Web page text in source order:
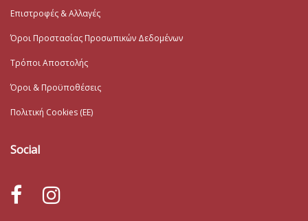
Επιστροφές & Αλλαγές
Όροι Προστασίας Προσωπικών Δεδομένων
Τρόποι Αποστολής
Όροι & Προϋποθέσεις
Πολιτική Cookies (ΕΕ)
Social